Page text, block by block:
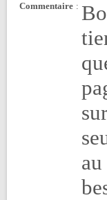
Commentaire :